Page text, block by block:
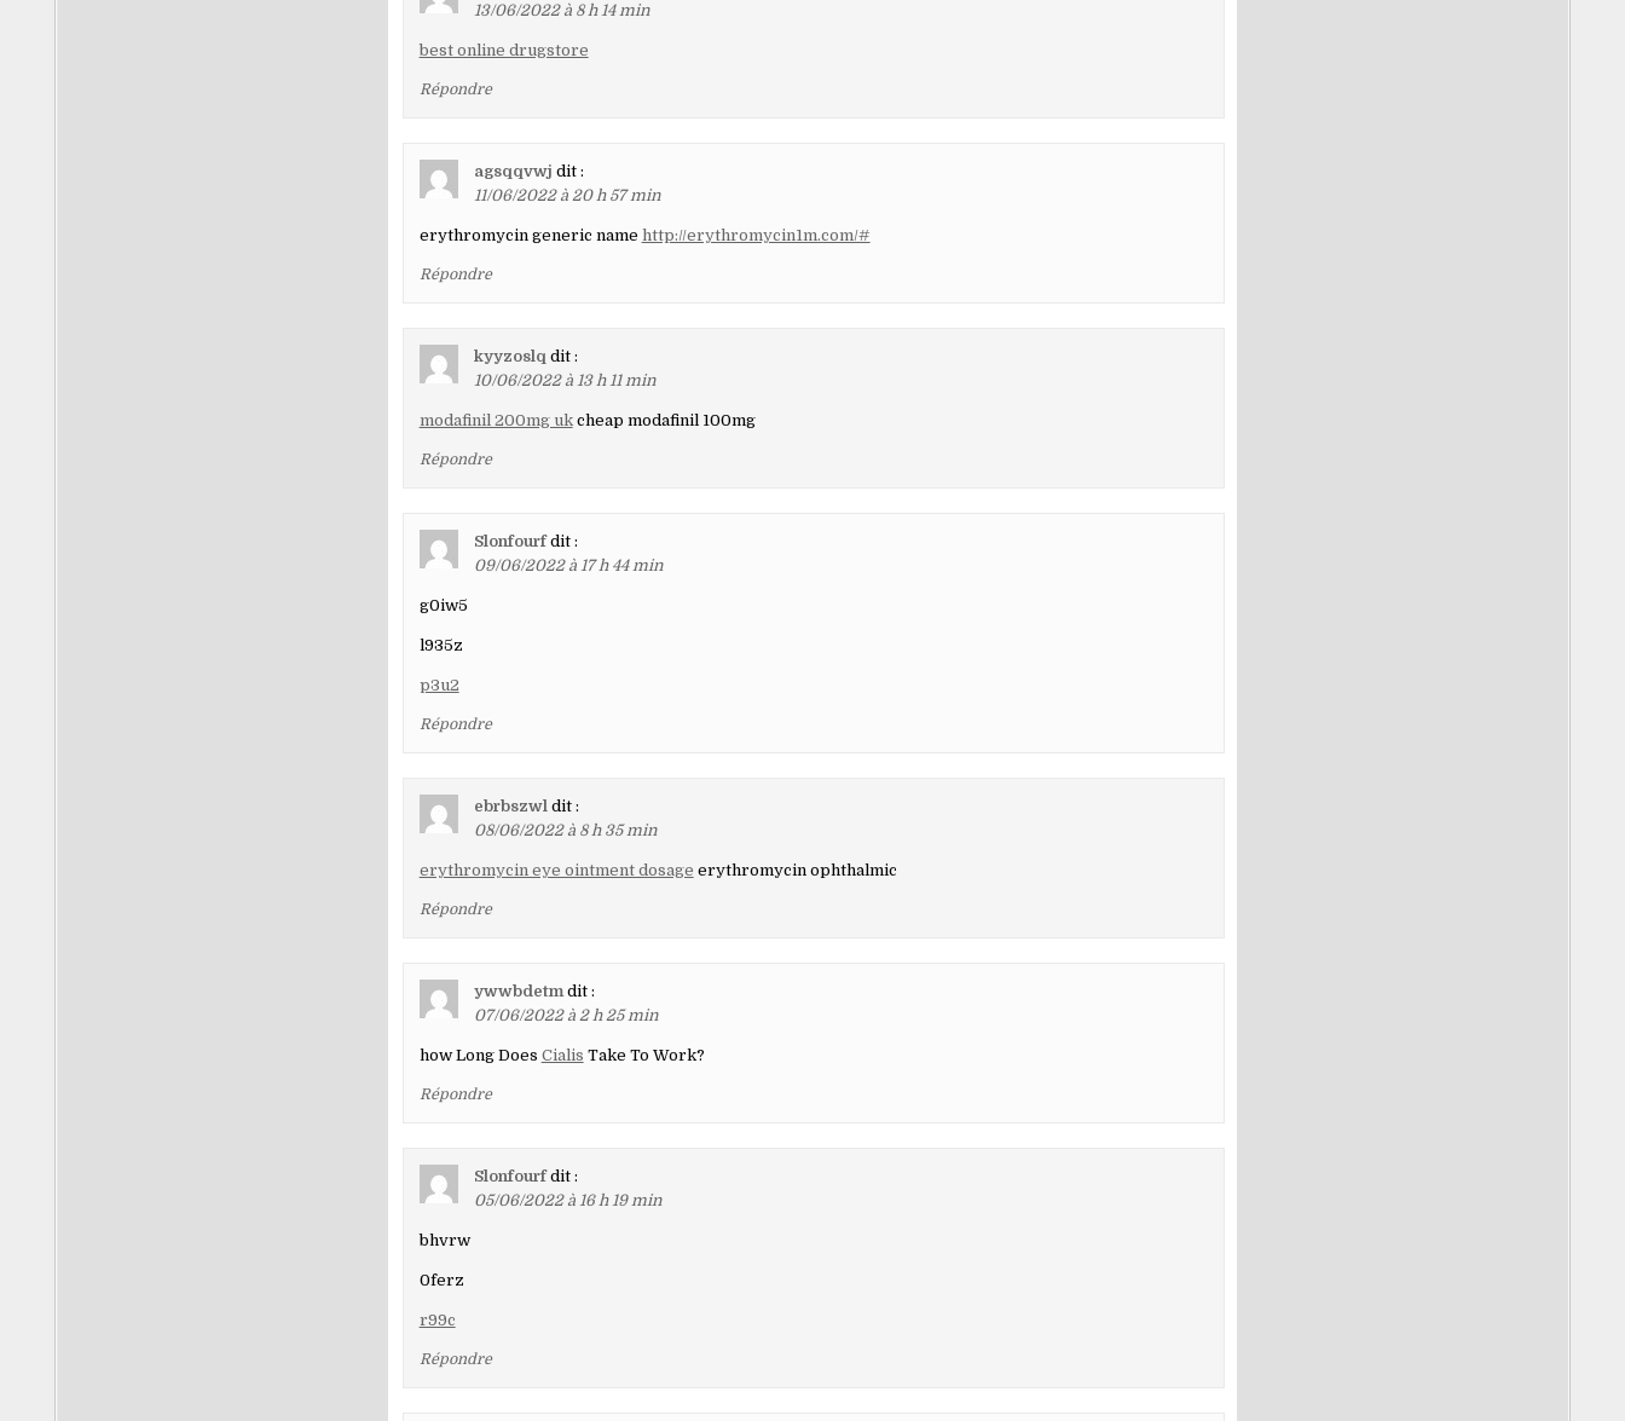
13/06/2022 à 8 h 14 min
best online drugstore
Répondre
agsqqvwj dit :
11/06/2022 à 20 h 57 min
erythromycin generic name http://erythromycin1m.com/#
Répondre
kyyzoslq dit :
10/06/2022 à 13 h 11 min
modafinil 200mg ukcheap modafinil 100mg
Répondre
Slonfourf dit :
09/06/2022 à 17 h 44 min
g0iw5
l935z
p3u2
Répondre
ebrbszwl dit :
08/06/2022 à 8 h 35 min
erythromycin eye ointment dosage erythromycin ophthalmic
Répondre
ywwbdetm dit :
07/06/2022 à 2 h 25 min
how Long Does Cialis Take To Work?
Répondre
Slonfourf dit :
05/06/2022 à 16 h 19 min
bhvrw
0ferz
r99c
Répondre